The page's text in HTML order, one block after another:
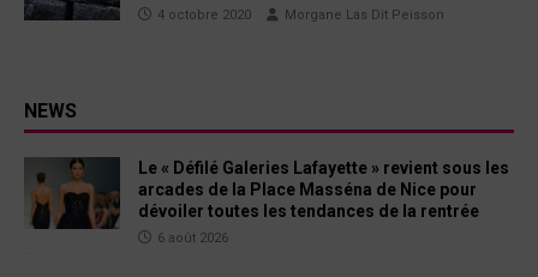
4 octobre 2020 Morgane Las Dit Peisson
NEWS
Le « Défilé Galeries Lafayette » revient sous les
arcades de la Place Masséna de Nice pour
dévoiler toutes les tendances de la rentrée
6 août 2026